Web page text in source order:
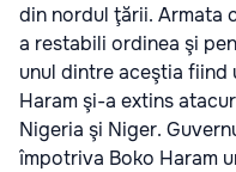
din nordul ţării. Armata
a restabili ordinea şi
unul dintre aceştia fiind
Haram şi-a extins
Nigeria şi Niger.
împotriva Boko Haram